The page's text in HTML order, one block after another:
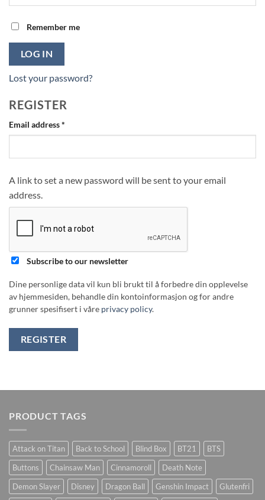
Remember me
LOG IN
Lost your password?
REGISTER
Email address*
A link to set a new password will be sent to your email
address.
Subscribe to our newsletter
Dine personlige data vil kun bli brukt til å forbedre din opplevelse
av hjemmesiden, behandle din kontoinformasjon og for andre
grunner spesifisert i våre privacy policy.
REGISTER
PRODUCT TAGS
Attack on Titan Back to School Blind Box BT21
BTS
Buttons
Chainsaw Man Cinnamoroll
Death Note
Demon Slayer
Disney Dragon Ball Genshin Impact
Glutenfri